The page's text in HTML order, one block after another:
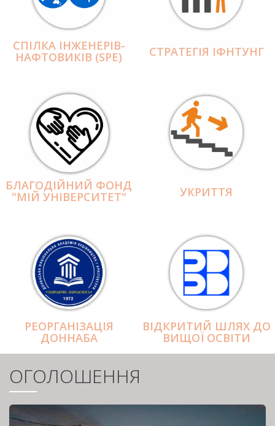
СПІЛКА ІНЖЕНЕРІВ-
НАФТОВИКІВ (SPE) СТРАТЕГІЯ ІФНТУНГ
БЛАГОДІЙНИЙ ФОНД
"МІЙ УНІВЕРСИТЕТ" УКРИТТЯ
РЕОРГАНІЗАЦІЯ
ДОННАБА
ВІДКРИТИЙ ШЛЯХ ДО
ВИЩОЇ ОСВІТИ
ОГОЛОШЕННЯ